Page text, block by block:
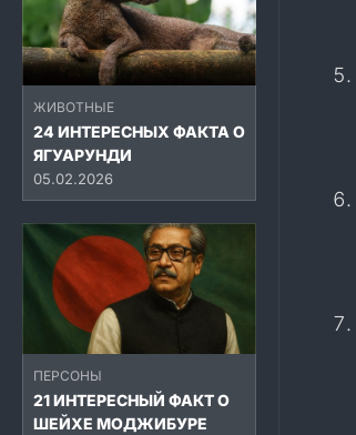
ЖИВОТНЫЕ
24 ИНТЕРЕСНЫХ ФАКТА О
ЯГУАРУНДИ
05.02.2026
ПЕРСОНЫ
21 ИНТЕРЕСНЫЙ ФАКТ О
ШЕЙХЕ МОДЖИБУРЕ